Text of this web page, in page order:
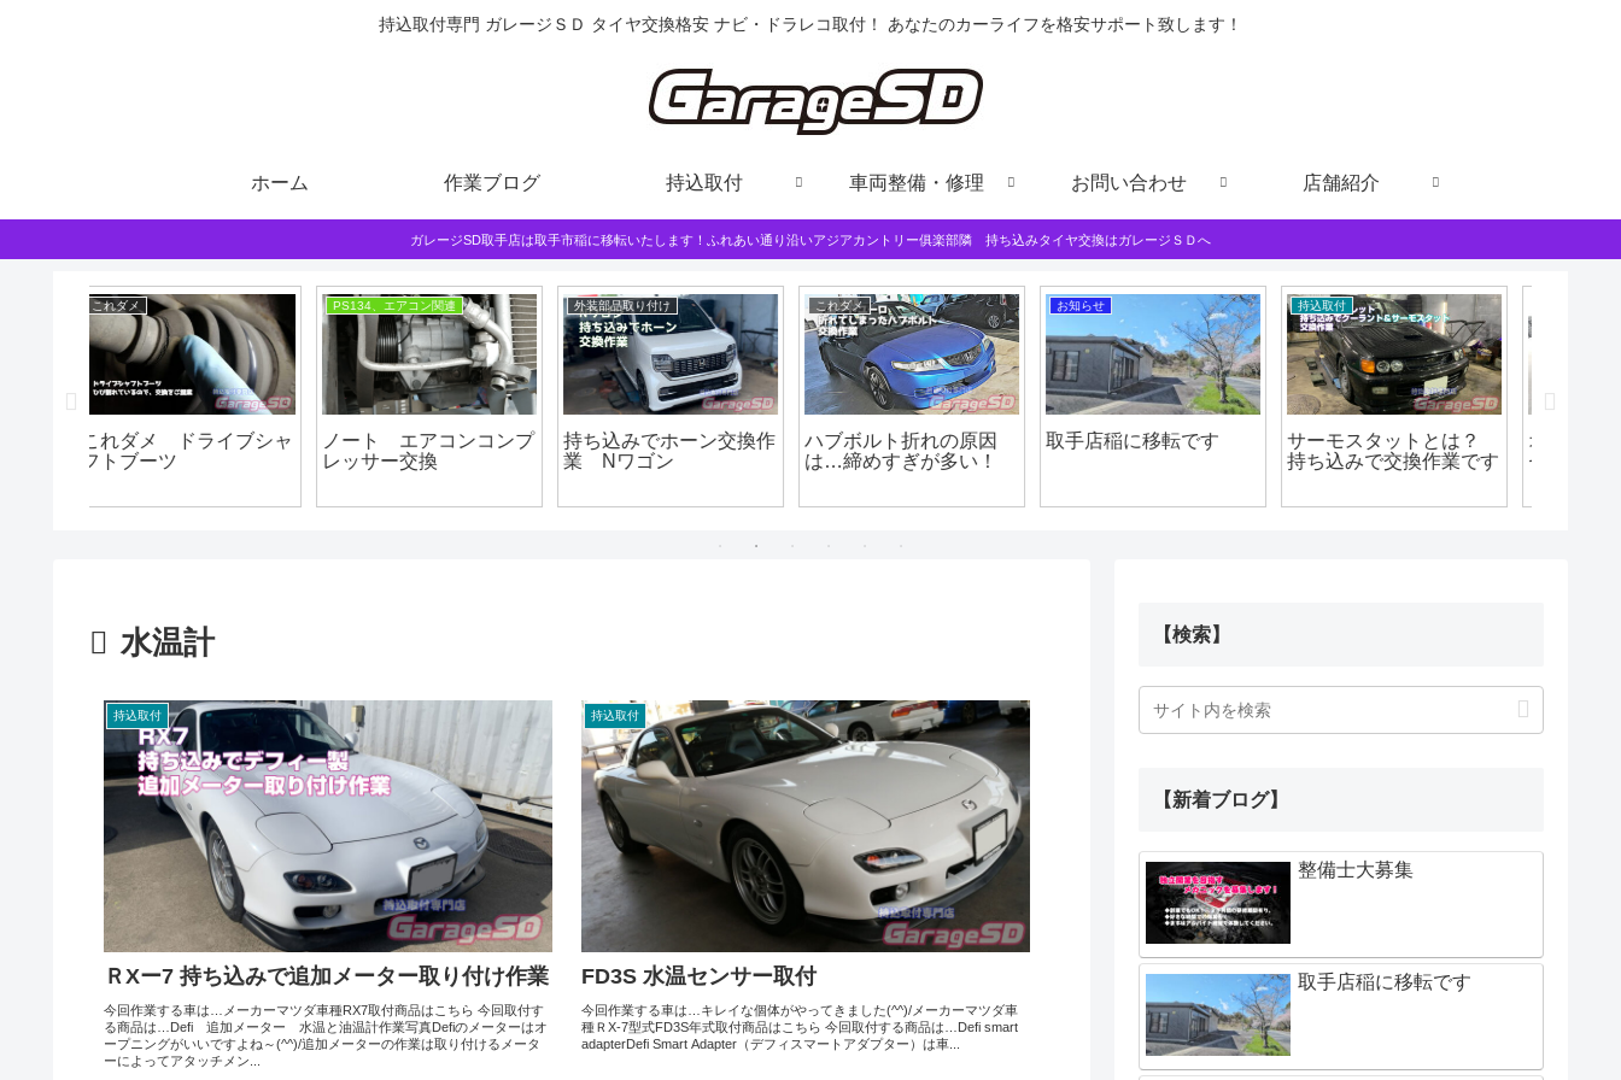
持込取付専門 ガレージＳＤ タイヤ交換格安 ナビ・ドラレコ取付！ あなたのカーライフを格安サポート致します！
ホーム 作業ブログ 持込取付 車両整備・修理 お問い合わせ 店舗紹介
ガレージSD取手店は取手市稲に移転いたします！ふれあい通り沿いアジアカントリー俱楽部隣 持ち込みタイヤ交換はガレージＳＤへ
これダメ
ハブボルト折れの原因
は…締めすぎが多い！
お知らせ
取手店稲に移転です
持込取付
サーモスタットとは？
持ち込みで交換作業です
持込取付
オデッセイ クランク角
センサー交換
持ち込みカーナビ・ETCなど
新型ノア・VOXY純正後
車両整備
デリカD:5 セルモータ
ー交換
水温計
持込取付
ＲXー7 持ち込みで追加メーター取り付け作業
今回作業する車は…メーカーマツダ車種RX7取付商品はこちら 今回取付す
る商品は…Defi 追加メーター 水温と油温計作業写真Defiのメーターはオ
ープニングがいいですよね～(^^)/追加メーターの作業は取り付けるメータ
ーによってアタッチメン...
持込取付
FD3S 水温センサー取付
今回作業する車は…キレイな個体がやってきました(^^)/メーカーマツダ車
種ＲX-7型式FD3S年式取付商品はこちら 今回取付する商品は…Defi smart
adapterDefi Smart Adapter（デフィスマートアダプター）は車...
【検索】
【新着ブログ】
整備士大募集
取手店稲に移転です